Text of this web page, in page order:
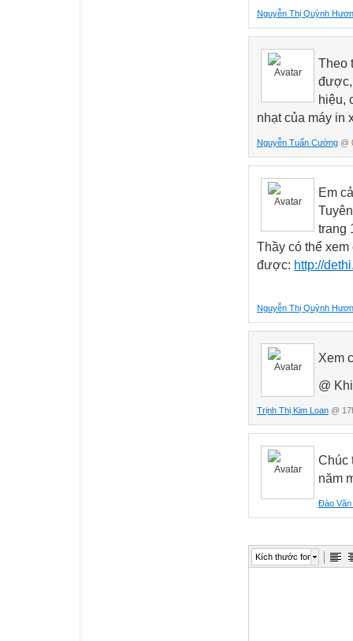
Nguyễn Thị Quỳnh
Theo
được,
hiệu,
nhạt của máy in
Nguyễn Tuấn Cường @
Em
trang
Thầy có thể
được: http://
Nguyễn Thị Quỳnh
Xem
@
Trịnh Thị Kim Loan @
Chúc
năm
Đào Văn
Kích thước font